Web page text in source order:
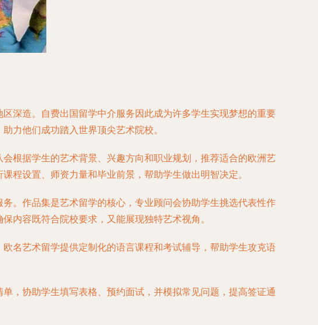
深造。自费出国留学中介服务因此成为许多学生实现梦想的重要
力他们成功踏入世界顶尖艺术院校。
根据学生的艺术背景、兴趣方向和职业规划，推荐适合的欧洲艺
程设置、师资力量和毕业前景，帮助学生做出明智决定。
。作品集是艺术留学的核心，专业顾问会协助学生挑选代表性作
内容既符合院校要求，又能展现独特艺术视角。
名艺术留学提供定制化的语言课程和考试辅导，帮助学生攻克语
，协助学生填写表格、预约面试，并模拟常见问题，提高签证通